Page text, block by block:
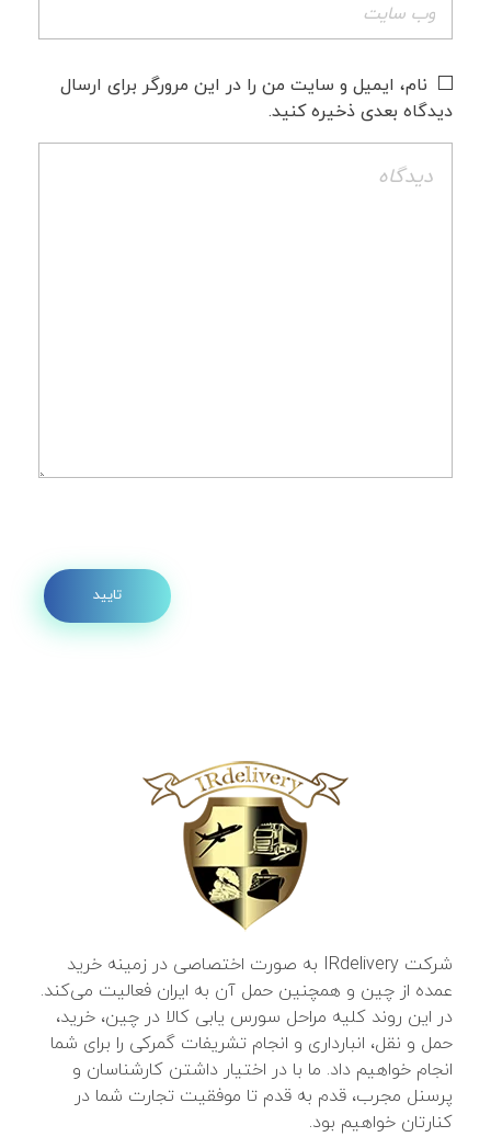
نام، ایمیل و سایت من را در این مرورگر برای ارسال
دیدگاه بعدی ذخیره کنید.
شرکت IRdelivery به صورت اختصاصی در زمینه خرید
عمده از چین و همچنین حمل آن به ایران فعالیت می‌کند.
در این روند کلیه مراحل سورس یابی کالا در چین، خرید،
حمل و نقل، انبارداری و انجام تشریفات گمرکی را برای شما
انجام خواهیم داد. ما با در اختیار داشتن کارشناسان و
پرسنل مجرب، قدم به قدم تا موفقیت تجارت شما در
کنارتان خواهیم بود.